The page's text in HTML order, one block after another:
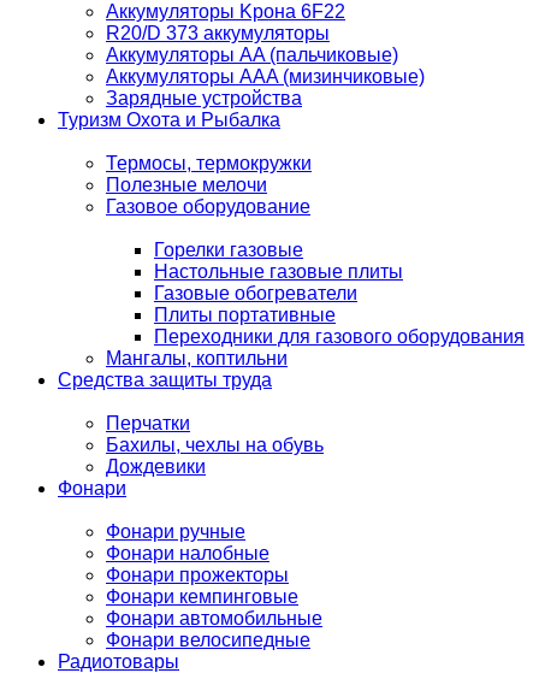
Аккумуляторы Kрона 6F22
R20/D 373 аккумуляторы
Аккумуляторы AA (пальчиковые)
Аккумуляторы AAA (мизинчиковые)
Зарядные устройства
Туризм Охота и Рыбалка
Термосы, термокружки
Полезные мелочи
Газовое оборудование
Горелки газовые
Настольные газовые плиты
Газовые обогреватели
Плиты портативные
Переходники для газового оборудования
Мангалы, коптильни
Средства защиты труда
Перчатки
Бахилы, чехлы на обувь
Дождевики
Фонари
Фонари ручные
Фонари налобные
Фонари прожекторы
Фонари кемпинговые
Фонари автомобильные
Фонари велосипедные
Радиотовары